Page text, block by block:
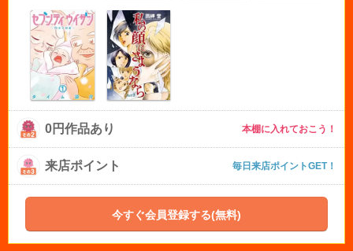
0円作品あり 本棚に入れておこう！
来店ポイント 毎日来店ポイントGET！
今すぐ会員登録する(無料)